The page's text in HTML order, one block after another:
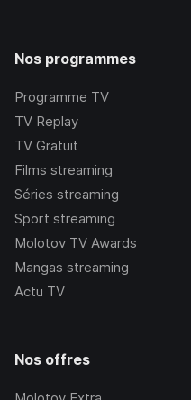
Nos programmes
Programme TV
TV Replay
TV Gratuit
Films streaming
Séries streaming
Sport streaming
Molotov TV Awards
Mangas streaming
Actu TV
Nos offres